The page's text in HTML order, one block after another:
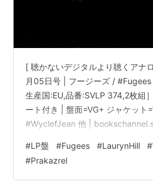
[ 聴かないデジタルより聴くアナ
月05日号 | フージーズ /
生産国:EU,品番:SVLP 374,2枚組
ート付き | 盤面=VG+ ジャケット
#WyclefJean 他 |
ーブ※経年汚れ有][盤面
［ジャケット=VG+:角に折れ有|傷
#LP盤 #Fugees #LaurynHill #
#Prakazrel